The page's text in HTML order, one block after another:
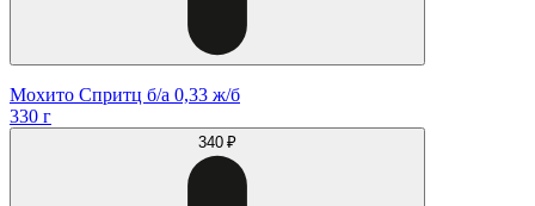
Мохито Спритц б/а 0,33 ж/б
330 г
340 ₽